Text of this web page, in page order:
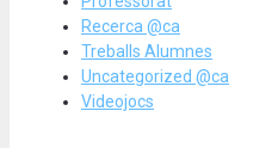
Recerca @ca
Treballs Alumnes
Uncategorized @ca
Videojocs